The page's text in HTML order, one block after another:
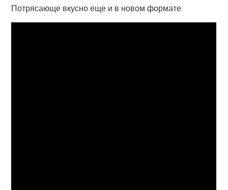
Потрясающе вкусно еще и в новом формате